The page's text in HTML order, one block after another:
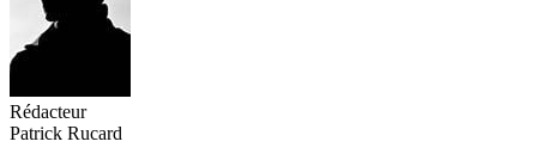
Rédacteur
Patrick Rucard